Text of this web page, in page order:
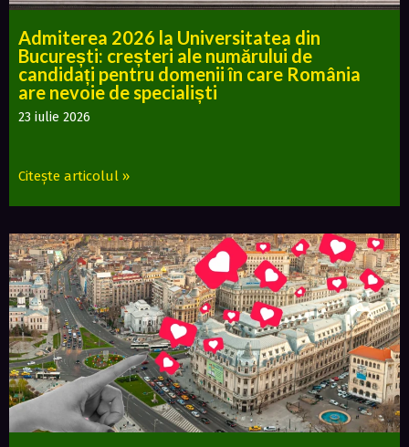
Admiterea 2026 la Universitatea din
București: creșteri ale numărului de
candidați pentru domenii în care România
are nevoie de specialiști
23 iulie 2026
Citește articolul »